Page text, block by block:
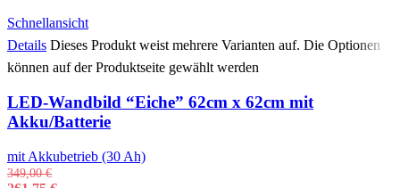
Schnellansicht
Details Dieses Produkt weist mehrere Varianten auf. Die Optionen
können auf der Produktseite gewählt werden
LED-Wandbild “Eiche” 62cm x 62cm mit
Akku/Batterie
mit Akkubetrieb (30 Ah)
349,00€